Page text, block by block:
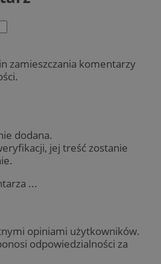
zamieszczania komentarzy
dodana.
jej treść zostanie
...
opiniami użytkowników.
odpowiedzialności za